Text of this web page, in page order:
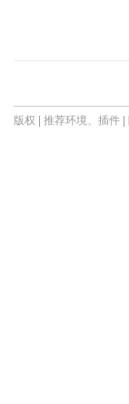
版权 推荐环境、插件